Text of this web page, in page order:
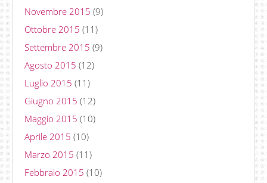
Novembre 2015 (9)
Ottobre 2015 (11)
Settembre 2015 (9)
Agosto 2015 (12)
Luglio 2015 (11)
Giugno 2015 (12)
Maggio 2015 (10)
Aprile 2015 (10)
Marzo 2015 (11)
Febbraio 2015 (10)